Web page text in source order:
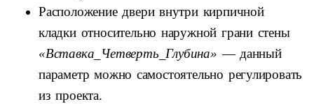
Расположение двери внутри кирпичной
кладки относительно наружной грани стены
«Вставка_Четверть_Глубина» — данный
параметр можно самостоятельно регулировать
из проекта.